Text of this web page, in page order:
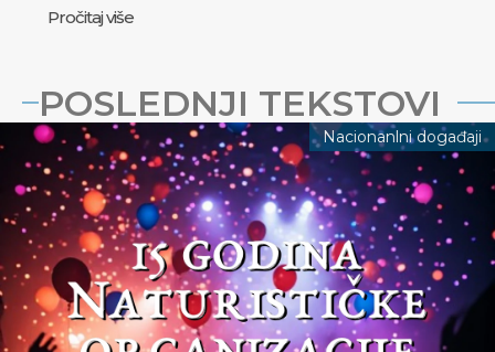
Pročitaj više
POSLEDNJI TEKSTOVI
Nacionanlni događaji